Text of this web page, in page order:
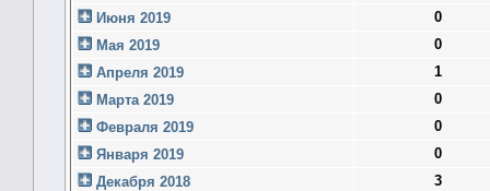
Июня 2019
0
Мая 2019
0
Апреля 2019
1
Марта 2019
0
Февраля 2019
0
Января 2019
0
Декабря 2018
3